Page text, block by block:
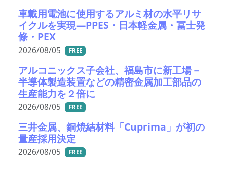
車載用電池に使用するアルミ材の水平リサ
イクルを実現―PPES・日本軽金属・冨士発
條・PEX
2026/08/05 FREE
アルコニックス子会社、福島市に新工場－
半導体製造装置などの精密金属加工部品の
生産能力を２倍に
2026/08/05 FREE
三井金属、銅焼結材料「Cuprima」が初の
量産採用決定
2026/08/05 FREE